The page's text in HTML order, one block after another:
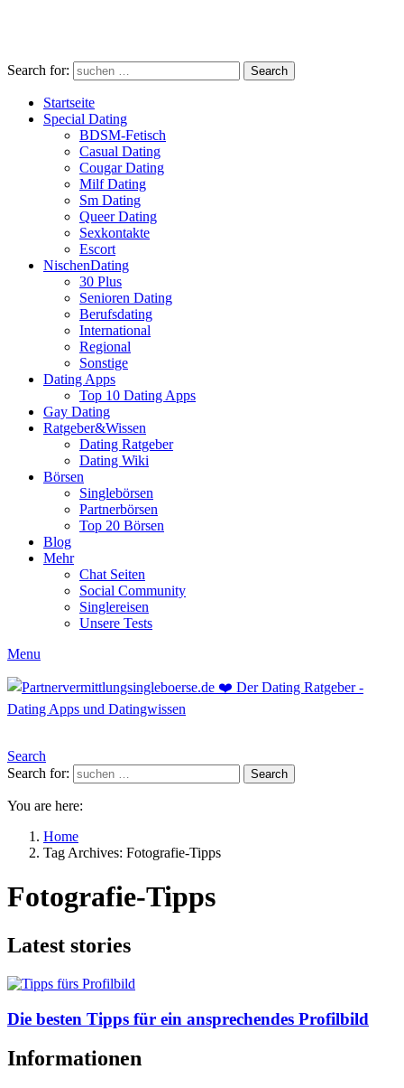
Search for: Search
Startseite
Special Dating
BDSM-Fetisch
Casual Dating
Cougar Dating
Milf Dating
Sm Dating
Queer Dating
Sexkontakte
Escort
NischenDating
30 Plus
Senioren Dating
Berufsdating
International
Regional
Sonstige
Dating Apps
Top 10 Dating Apps
Gay Dating
Ratgeber&Wissen
Dating Ratgeber
Dating Wiki
Börsen
Singlebörsen
Partnerbörsen
Top 20 Börsen
Blog
Mehr
Chat Seiten
Social Community
Singlereisen
Unsere Tests
Menu
Search
Search for:
Search
You are here:
Home
Tag Archives: Fotografie-Tipps
Fotografie-Tipps
Latest stories
Die besten Tipps für ein ansprechendes Profilbild
Informationen